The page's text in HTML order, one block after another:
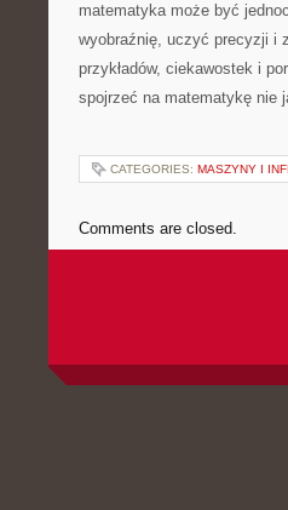
matematyka może być
wyobraźnię, uczyć precyzji i
przykładów, ciekawostek i
spojrzeć na matematykę nie
CATEGORIES: MASZYNY I
Comments are closed.